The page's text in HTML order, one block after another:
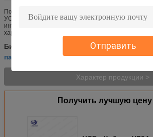
Отправить
Подгонянный штепсельной вилкой полно--
УСБ2.0 Длина: Клиент Удостоверение
интерфейса: Микро- соединитель УСБ стандарта
характеристики продукта: Переда...
Бирки: монтажная схема 9 штырей,
паяя автомобильный провод,
Характер продукции >
Получить лучшую цену